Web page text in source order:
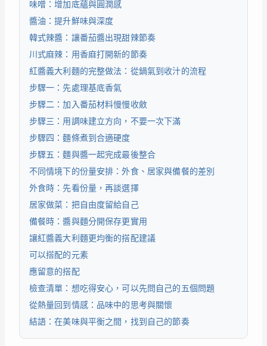
味噌：增加底蘊與圓潤感
醬油：提升鮮味與深度
韓式辣醬：讓番茄醬出現甜辣節奏
川式麻辣：用香麻打開新的節奏
紅醬義大利麵的完整做法：從鍋氣到收汁的流程
步驟一：先處理基底香氣
步驟二：加入番茄材料慢慢收斂
步驟三：用調味建立方向，不要一次下滿
步驟四：麵條煮到合適硬度
步驟五：麵與醬一起完成最後整合
不同情境下的份量安排：外食、居家與備餐的差別
外食時：先看份量，再談選擇
居家做菜：把自由度留給自己
備餐時：醬與麵分開保存更實用
讓紅醬義大利麵更均衡的搭配建議
可以搭配的元素
應留意的搭配
檢查清單：想吃得安心，可以先問自己的五個問題
從熱量回到情感：品味中的思考與關懷
結語：在美味與平衡之間，找到自己的節奏